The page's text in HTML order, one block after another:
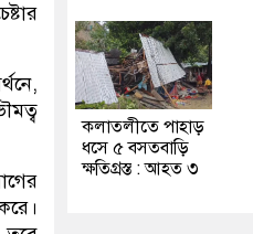
কলাতলীতে পাহাড়
ধসে ৫ বসতবাড়ি
ক্ষতিগ্রস্ত : আহত ৩